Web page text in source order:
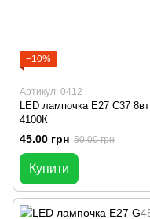
−10%
Артикул: 0412
LED лампочка E27 C37 8вт
4100К
45.00 грн 50.00 грн
Купити